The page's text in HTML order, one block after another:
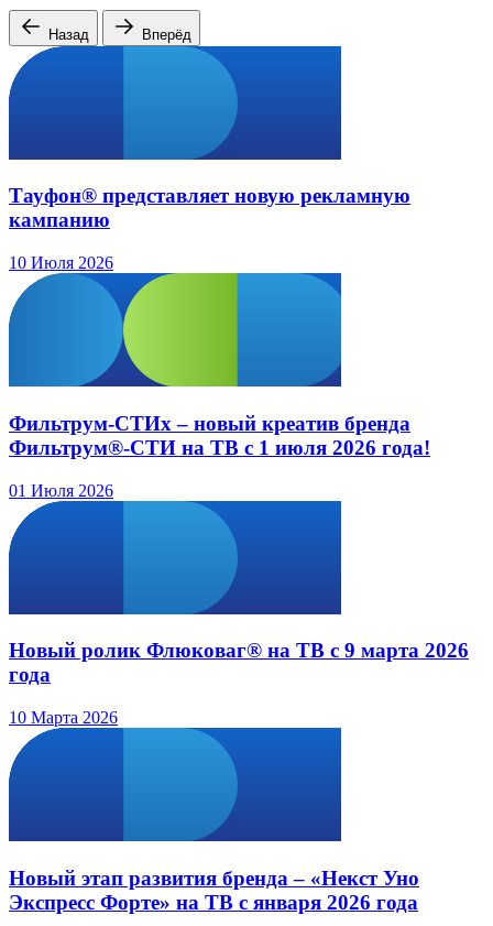
Назад Вперёд
Тауфон® представляет новую рекламную
кампанию
10 Июля 2026
Фильтрум-СТИх – новый креатив бренда
Фильтрум®-СТИ на ТВ с 1 июля 2026 года!
01 Июля 2026
Новый ролик Флюковаг® на ТВ с 9 марта 2026
года
10 Марта 2026
Новый этап развития бренда – «Некст Уно
Экспресс Форте» на ТВ с января 2026 года